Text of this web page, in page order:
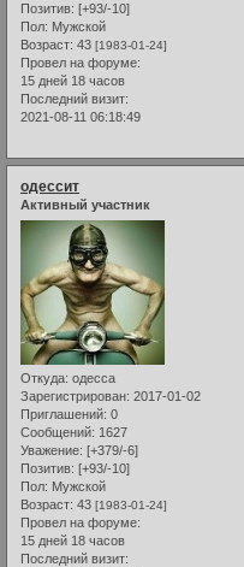
Позитив: [+93/-10]
Пол: Мужской
Возраст: 43 [1983-01-24]
Провел на форуме:
15 дней 18 часов
Последний визит:
2021-08-11 06:18:49
одессит
Активный участник
Откуда: одесса
Зарегистрирован: 2017-01-02
Приглашений: 0
Сообщений: 1627
Уважение: [+379/-6]
Позитив: [+93/-10]
Пол: Мужской
Возраст: 43 [1983-01-24]
Провел на форуме:
15 дней 18 часов
Последний визит: